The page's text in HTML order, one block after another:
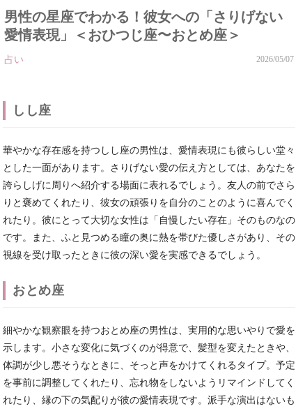
男性の星座でわかる！彼女への「さりげない
愛情表現」＜おひつじ座〜おとめ座＞
占い 2026/05/07
しし座
華やかな存在感を持つしし座の男性は、愛情表現にも彼らしい堂々
とした一面があります。さりげない愛の伝え方としては、あなたを
誇らしげに周りへ紹介する場面に表れるでしょう。友人の前でさら
りと褒めてくれたり、彼女の頑張りを自分のことのように喜んでく
れたり。彼にとって大切な女性は「自慢したい存在」そのものなの
です。また、ふと見つめる瞳の奥に熱を帯びた優しさがあり、その
視線を受け取ったときに彼の深い愛を実感できるでしょう。
おとめ座
細やかな観察眼を持つおとめ座の男性は、実用的な思いやりで愛を
示します。小さな変化に気づくのが得意で、髪型を変えたときや、
体調が少し悪そうなときに、そっと声をかけてくれるタイプ。予定
を事前に調整してくれたり、忘れ物をしないようリマインドしてく
れたり、縁の下の気配りが彼の愛情表現です。派手な演出はないも